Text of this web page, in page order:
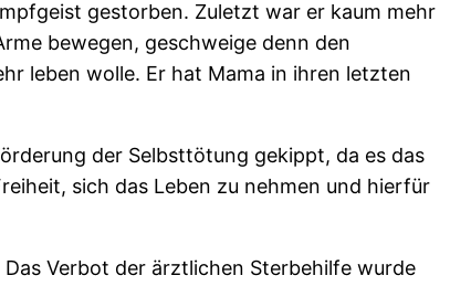
gestorben. Zuletzt war er kaum mehr
bewegen, geschweige denn den
leben wolle. Er hat Mama in ihren letzten
der Selbsttötung gekippt, da es das
sich das Leben zu nehmen und hierfür
Verbot der ärztlichen Sterbehilfe wurde